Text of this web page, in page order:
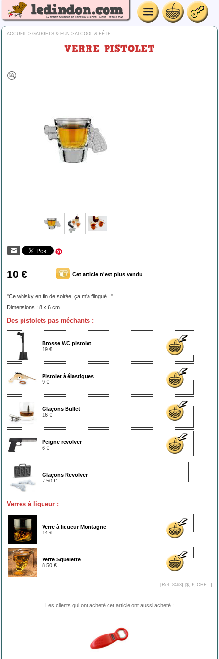
ACCUEIL > GADGETS & FUN > ALCOOL & FÊTE
VERRE PISTOLET
10 € Cet article n'est plus vendu
"Ce whisky en fin de soirée, ça m'a flingué..."
Dimensions : 8 x 6 cm
Des pistolets pas méchants :
Brosse WC pistolet
19 €
Pistolet à élastiques
9 €
Glaçons Bullet
16 €
Peigne revolver
6 €
Glaçons Revolver
7.50 €
Verres à liqueur :
Verre à liqueur Montagne
14 €
Verre Squelette
8.50 €
[Réf. 8463] [$, £, CHF...]
Les clients qui ont acheté cet article ont aussi acheté :